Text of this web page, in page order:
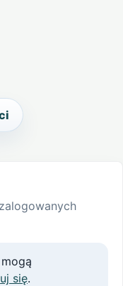
się.